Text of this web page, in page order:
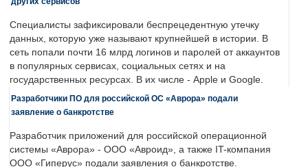
Специалисты зафиксировали беспрецедентную утечку
данных, которую уже называют крупнейшей в истории. В
сеть попали почти 16 млрд логинов и паролей от аккаунтов
в популярных сервисах, социальных сетях и на
государственных ресурсах. В их числе - Apple и Google.
Разработчики ПО для российской ОС «Аврора» подали
заявление о банкротстве
Разработчик приложений для российской операционной
системы «Аврора» - ООО «Авроид», а также IT-компания
ООО «Гиперус» подали заявления о банкротстве.